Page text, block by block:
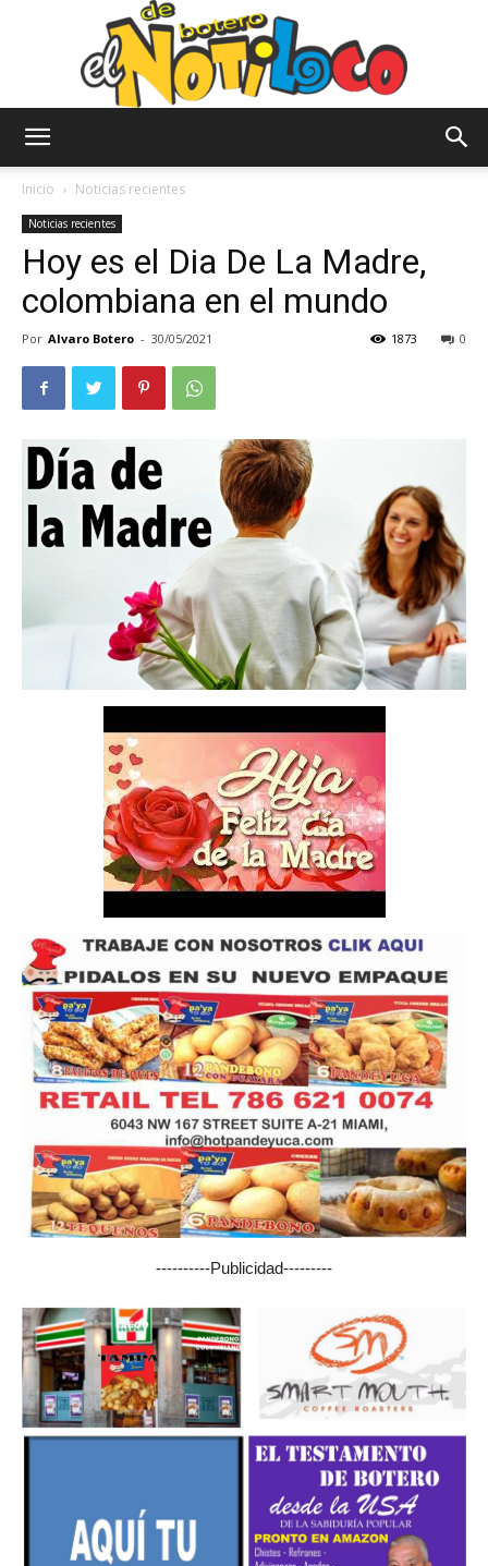
Notiloco
Botero
Inicio Noticias recientes
Noticias recientes
Hoy es el Dia De La Madre,
colombiana en el mundo
Por Alvaro Botero - 30/05/2021 0
1873
----------Publicidad---------